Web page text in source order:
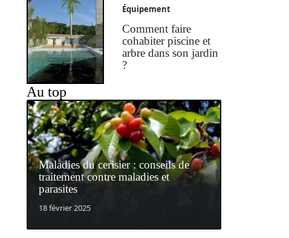
Équipement
Comment faire
cohabiter piscine et
arbre dans son jardin
?
Au top
Maladies du cerisier : conseils de
traitement contre maladies et
parasites
18 février 2025